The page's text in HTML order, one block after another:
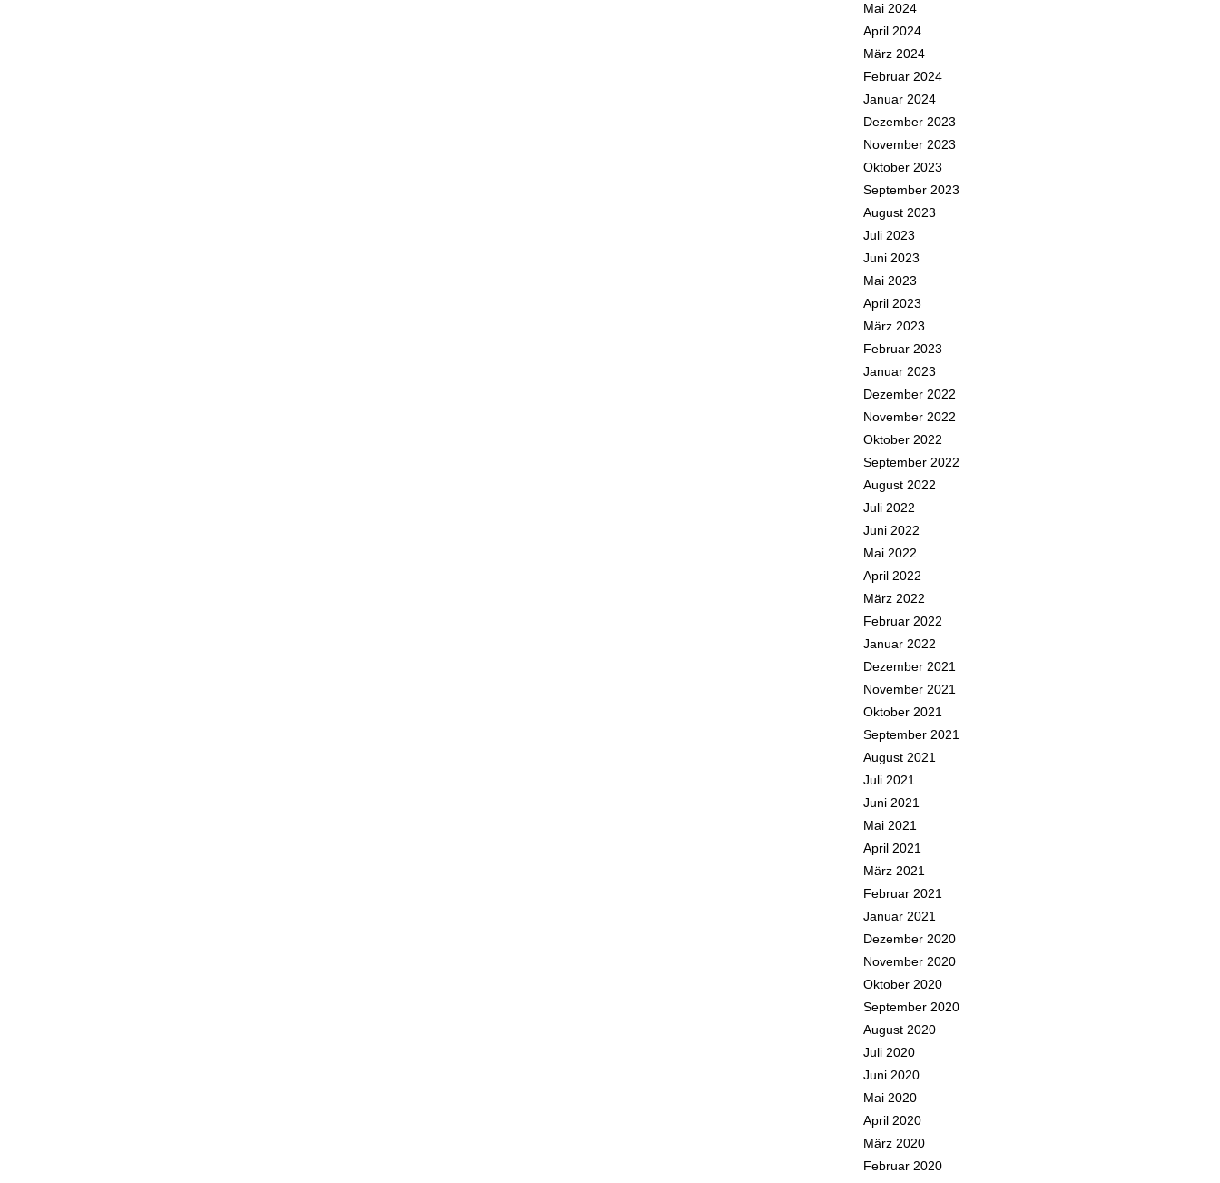
Mai 2024
April 2024
März 2024
Februar 2024
Januar 2024
Dezember 2023
November 2023
Oktober 2023
September 2023
August 2023
Juli 2023
Juni 2023
Mai 2023
April 2023
März 2023
Februar 2023
Januar 2023
Dezember 2022
November 2022
Oktober 2022
September 2022
August 2022
Juli 2022
Juni 2022
Mai 2022
April 2022
März 2022
Februar 2022
Januar 2022
Dezember 2021
November 2021
Oktober 2021
September 2021
August 2021
Juli 2021
Juni 2021
Mai 2021
April 2021
März 2021
Februar 2021
Januar 2021
Dezember 2020
November 2020
Oktober 2020
September 2020
August 2020
Juli 2020
Juni 2020
Mai 2020
April 2020
März 2020
Februar 2020